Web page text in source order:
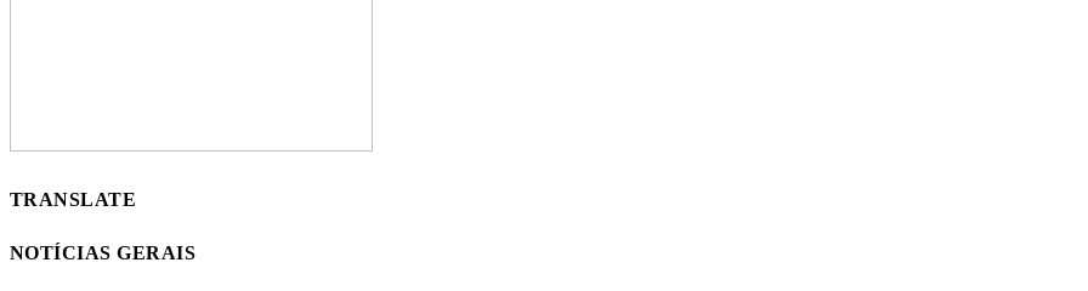
TRANSLATE
NOTÍCIAS GERAIS